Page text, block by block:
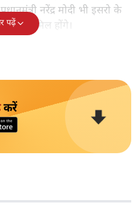
नरेंद्र मोदी भी इसरो के
शामिल होंगे।
पढ़ें
करें